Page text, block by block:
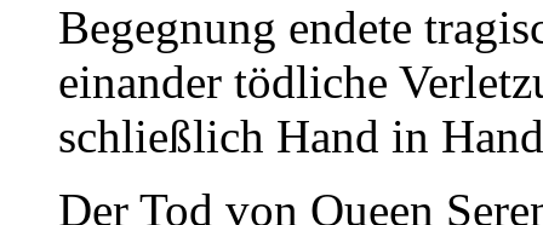
Begegnung endete
einander tödliche
schließlich Hand in
Der Tod von Queen